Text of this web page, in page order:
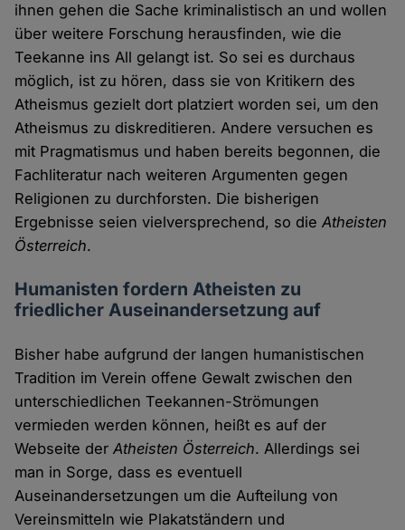
ihnen gehen die Sache kriminalistisch an und wollen
über weitere Forschung herausfinden, wie die
Teekanne ins All gelangt ist. So sei es durchaus
möglich, ist zu hören, dass sie von Kritikern des
Atheismus gezielt dort platziert worden sei, um den
Atheismus zu diskreditieren. Andere versuchen es
mit Pragmatismus und haben bereits begonnen, die
Fachliteratur nach weiteren Argumenten gegen
Religionen zu durchforsten. Die bisherigen
Ergebnisse seien vielversprechend, so dieAtheisten
Österreich.
Humanisten fordern Atheisten zu
friedlicher Auseinandersetzung auf
Bisher habe aufgrund der langen humanistischen
Tradition im Verein offene Gewalt zwischen den
unterschiedlichen Teekannen-Strömungen
vermieden werden können, heißt es auf der
Webseite derAtheisten Österreich. Allerdings sei
man in Sorge, dass es eventuell
Auseinandersetzungen um die Aufteilung von
Vereinsmitteln wie Plakatständern und